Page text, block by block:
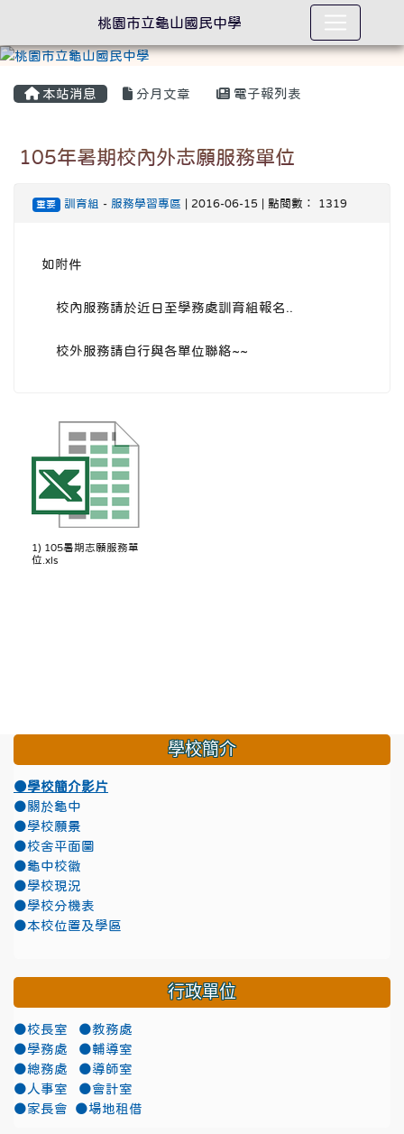
本站消息 分月文章 電子報列表
105年暑期校內外志願服務單位
重要 訓育組 - 服務學習專區 | 2016-06-15 | 點閱數： 1319
如附件
校內服務請於近日至學務處訓育組報名..
校外服務請自行與各單位聯絡~~
1) 105暑期志願服務單
位.xls
學校簡介
●學校簡介影片
●關於龜中
●學校願景
●校舍平面圖
●龜中校徽
●學校現況
●學校分機表
●本校位置及學區
行政單位
●校長室
●教務處
●學務處
●輔導室
●總務處
●導師室
●人事室
●會計室
●家長會
●場地租借
桃園市立龜山國民中學